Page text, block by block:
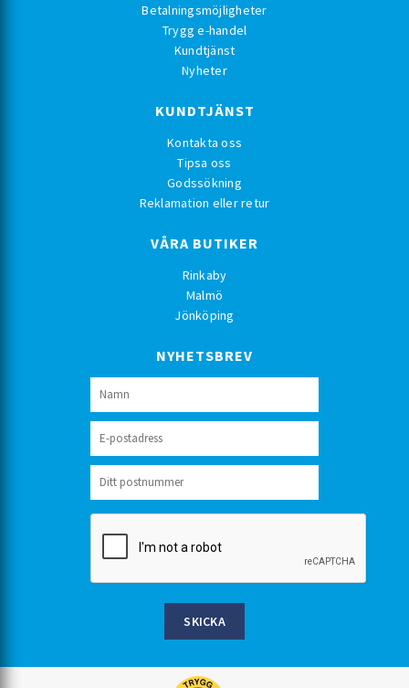
Betalningsmöjligheter
Trygg e-handel
Kundtjänst
Nyheter
KUNDTJÄNST
Kontakta oss
Tipsa oss
Godssökning
Reklamation eller retur
VÅRA BUTIKER
Rinkaby
Malmö
Jönköping
NYHETSBREV
SKICKA